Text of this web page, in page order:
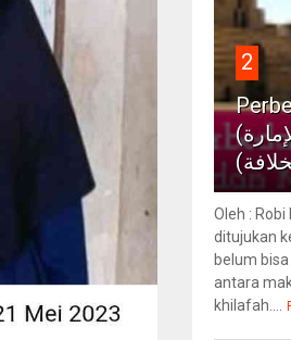
2
(الإمارة ) dan Khilafah
Oleh :
ditujukan
belum
antara
khilafah....